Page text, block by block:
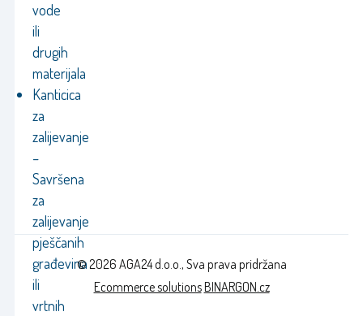
vode
ili
drugih
materijala
Kanticica
za
zalijevanje
–
Savršena
za
zalijevanje
pješčanih
građevina
ili
vrtnih
© 2026 AGA24 d.o.o., Sva prava pridržana
Ecommerce solutionsBINARGON.cz